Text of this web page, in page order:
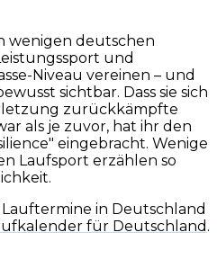
wenigen deutschen
und
Niveau vereinen – und
sichtbar. Dass sie sich
zurückkämpfte
als je zuvor, hat ihr den
eingebracht. Wenige
Laufsport erzählen so
in Deutschland
für Deutschland .